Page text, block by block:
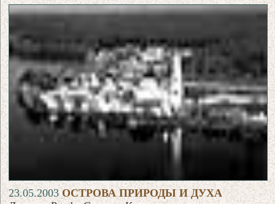
23.05.2003ОСТРОВА ПРИРОДЫ И ДУХА